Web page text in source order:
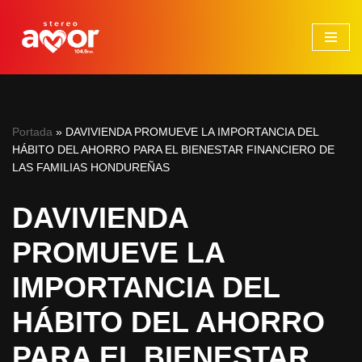
Saltar
Portada » DAVIVIENDA PROMUEVE LA IMPORTANCIA DEL
HÁBITO DEL AHORRO PARA EL BIENESTAR FINANCIERO DE
LAS FAMILIAS HONDUREÑAS
DAVIVIENDA
PROMUEVE LA
IMPORTANCIA DEL
HÁBITO DEL AHORRO